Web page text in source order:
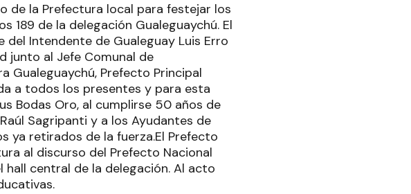
de la Prefectura local para festejar los
189 de la delegación Gualeguaychú. El
Intendente de Gualeguay Luis Erro
junto al Jefe Comunal de
Gualeguaychú, Prefecto Principal
a todos los presentes y para esta
Bodas Oro, al cumplirse 50 años de
Sagripanti y a los Ayudantes de
ya retirados de la fuerza.El Prefecto
al discurso del Prefecto Nacional
hall central de la delegación. Al acto